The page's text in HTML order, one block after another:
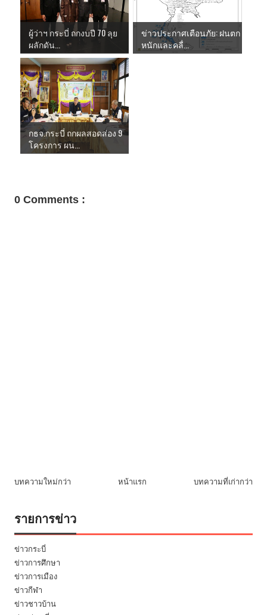
ผู้ว่าฯ กระบี่ ถกงบปี 70 ลุย
ผลักดัน...
ข่าวประกาศเตือนภัย: ฝนตก
หนักและคลื่...
กธจ.กระบี่ ถกผลสอดส่อง 9
โครงการ ผน...
0 Comments :
บทความใหม่กว่า บทความที่เก่ากว่า
หน้าแรก
รายการข่าว
ข่าวกระบี่
ข่าวการศึกษา
ข่าวการเมือง
ข่าวกีฬา
ข่าวชาวบ้าน